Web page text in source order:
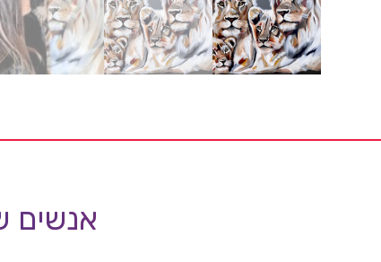
אנשים